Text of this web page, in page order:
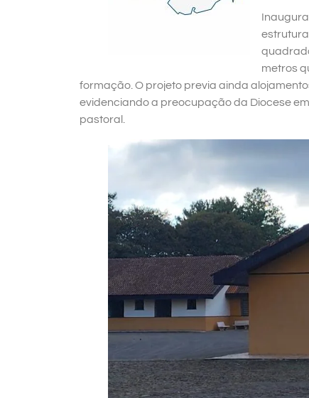
metros
formação. O projeto previa ainda
evidenciando a preocupação da Diocese
pastoral.